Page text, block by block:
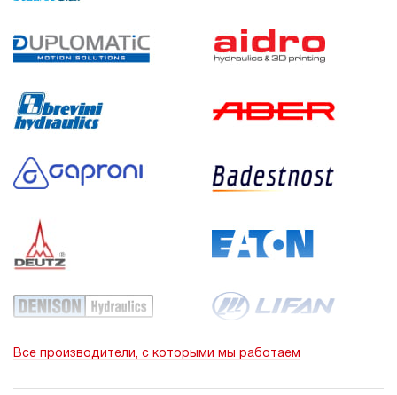
Все производители, с которыми мы работаем